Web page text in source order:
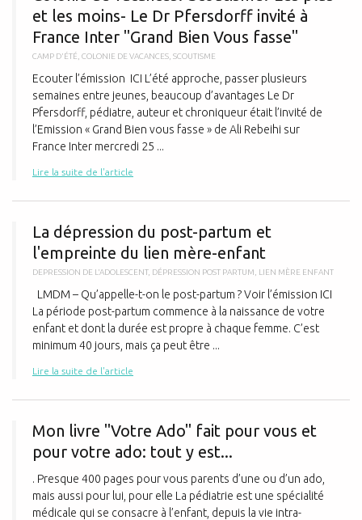
et les moins- Le Dr Pfersdorff invité à
France Inter "Grand Bien Vous fasse"
CAMP D'ÉTÉ COLONIE DE VACANCES SCOUTISME
Ecouter l’émission ICI L’été approche, passer plusieurs
semaines entre jeunes, beaucoup d’avantages Le Dr
Pfersdorff, pédiatre, auteur et chroniqueur était l’invité de
l’Emission « Grand Bien vous fasse » de Ali Rebeihi sur
France Inter mercredi 25 ...
Lire la suite de l'article
La dépression du post-partum et
l'empreinte du lien mère-enfant
DEPRESSION DE L'ADOLESCENT, DÉPRESSION POST PARTUM LIEN MÈRE ENFANT
LMDM – Qu’appelle-t-on le post-partum ? Voir l’émission ICI
La période post-partum commence à la naissance de votre
enfant et dont la durée est propre à chaque femme. C’est
minimum 40 jours, mais ça peut être ...
Lire la suite de l'article
Mon livre "Votre Ado" fait pour vous et
pour votre ado: tout y est...
. Presque 400 pages pour vous parents d’une ou d’un ado,
mais aussi pour lui, pour elle La pédiatrie est une spécialité
médicale qui se consacre à l’enfant, depuis la vie intra-